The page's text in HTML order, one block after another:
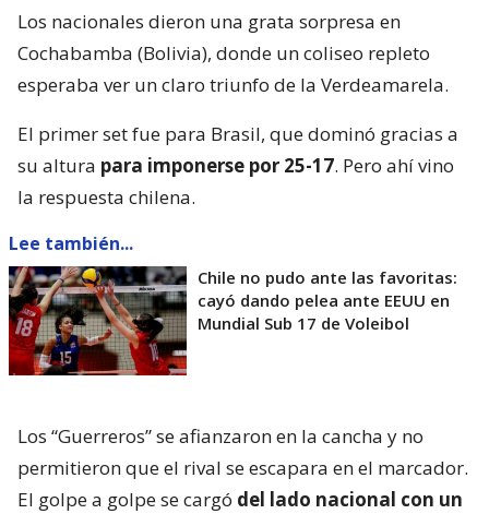
Los nacionales dieron una grata sorpresa en
Cochabamba (Bolivia), donde un coliseo repleto
esperaba ver un claro triunfo de la Verdeamarela.
El primer set fue para Brasil, que dominó gracias a
su altura para imponerse por 25-17. Pero ahí vino
la respuesta chilena.
Lee también...
Chile no pudo ante las favoritas:
cayó dando pelea ante EEUU en
Mundial Sub 17 de Voleibol
Los “Guerreros” se afianzaron en la cancha y no
permitieron que el rival se escapara en el marcador.
El golpe a golpe se cargó del lado nacional con un